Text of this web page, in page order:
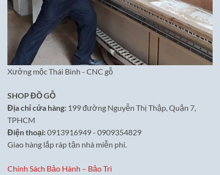
Xưởng mộc Thái Bình - CNC gỗ
SHOP ĐỒ GỖ
Địa chỉ cửa hàng: 199 đường Nguyễn Thị Thập, Quận 7,
TPHCM
Điện thoại:0913916949 - 0909354829
Giao hàng lắp ráp tận nhà miễn phí.
Chính Sách Bảo Hành – Bảo Trì